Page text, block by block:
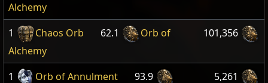
Alchemy
1 Chaos Orb 62.1
Orb of
Alchemy
101,356
1 Orb of Annulment
93.9
5,261